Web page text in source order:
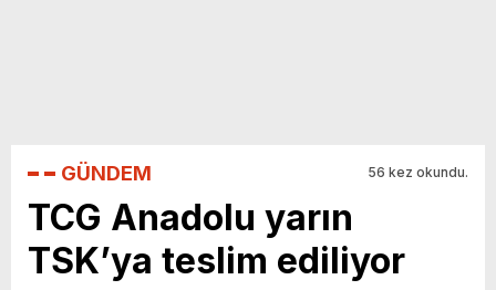
GÜNDEM 56 kez okundu.
TCG Anadolu yarın
TSK’ya teslim ediliyor